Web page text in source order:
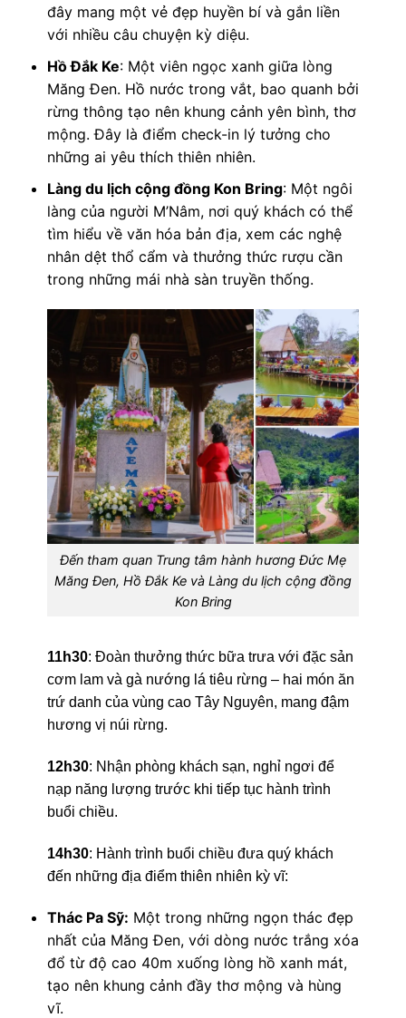
đây mang một vẻ đẹp huyền bí và gắn liền
với nhiều câu chuyện kỳ diệu.
Hồ Đắk Ke: Một viên ngọc xanh giữa lòng
Măng Đen. Hồ nước trong vắt, bao quanh bởi
rừng thông tạo nên khung cảnh yên bình, thơ
mộng. Đây là điểm check-in lý tưởng cho
những ai yêu thích thiên nhiên.
Làng du lịch cộng đồng Kon Bring: Một ngôi
làng của người M’Nâm, nơi quý khách có thể
tìm hiểu về văn hóa bản địa, xem các nghệ
nhân dệt thổ cẩm và thưởng thức rượu cần
trong những mái nhà sàn truyền thống.
Đến tham quan Trung tâm hành hương Đức Mẹ
Măng Đen, Hồ Đắk Ke và Làng du lịch cộng đồng
Kon Bring
11h30: Đoàn thưởng thức bữa trưa với đặc sản
cơm lam và gà nướng lá tiêu rừng – hai món ăn
trứ danh của vùng cao Tây Nguyên, mang đậm
hương vị núi rừng.
12h30: Nhận phòng khách sạn, nghỉ ngơi để
nạp năng lượng trước khi tiếp tục hành trình
buổi chiều.
14h30: Hành trình buổi chiều đưa quý khách
đến những địa điểm thiên nhiên kỳ vĩ:
Thác Pa Sỹ: Một trong những ngọn thác đẹp
nhất của Măng Đen, với dòng nước trắng xóa
đổ từ độ cao 40m xuống lòng hồ xanh mát,
tạo nên khung cảnh đầy thơ mộng và hùng
vĩ.